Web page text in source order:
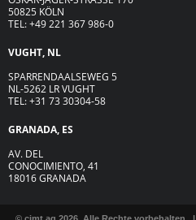
50825 KÖLN
TEL: +49 221 367 986-0
VUGHT, NL
SPARRENDAALSEWEG 5
NL-5262 LR VUGHT
TEL: +31 73 30304-58
GRANADA, ES
AV. DEL
CONOCIMIENTO, 41
18016 GRANADA